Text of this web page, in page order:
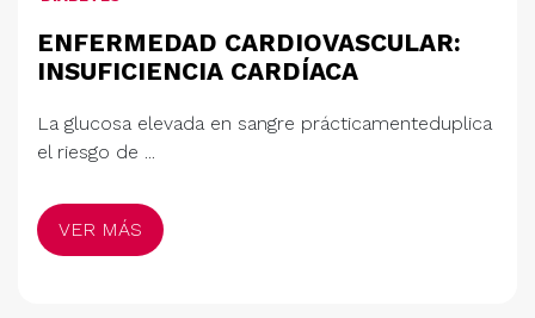
ENFERMEDAD CARDIOVASCULAR:
INSUFICIENCIA CARDÍACA
La glucosa elevada en sangre prácticamenteduplica
el riesgo de ...
VER MÁS